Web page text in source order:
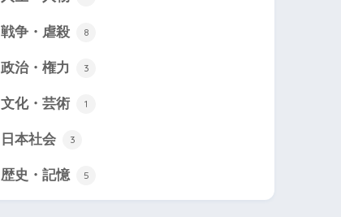
戦争・虐殺 8
政治・権力 3
文化・芸術 1
日本社会 3
歴史・記憶 5